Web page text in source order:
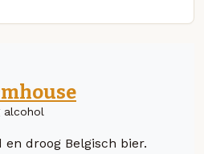
alcohol
droog Belgisch bier.